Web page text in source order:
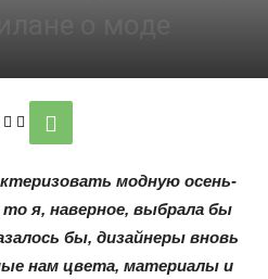
о моде
модную осень-
я, наверное, выбрала бы
бы, дизайнеры вновь
нам цвета, материалы и